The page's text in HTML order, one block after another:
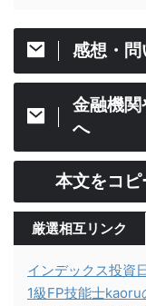
感想・
金融機
へ
本文をコ
厳選相互リンク
インデックス投資
1級FP技能士